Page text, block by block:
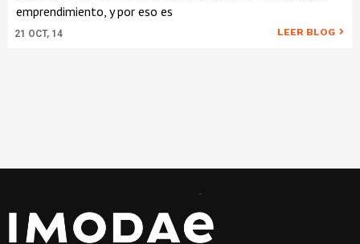
21 OCT, 14
emprendimiento, y por eso es
LEER BLOG